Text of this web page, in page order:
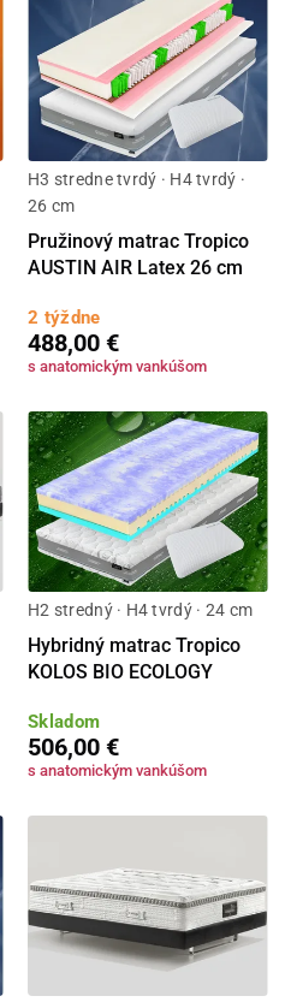
H3 stredne tvrdý · H4 tvrdý ·
26 cm
Pružinový matrac Tropico
AUSTIN AIR Latex 26 cm
2 týždne
488,00 €
s anatomickým vankúšom
H2 stredný · H4 tvrdý · 24 cm
Hybridný matrac Tropico
KOLOS BIO ECOLOGY
Skladom
506,00 €
s anatomickým vankúšom